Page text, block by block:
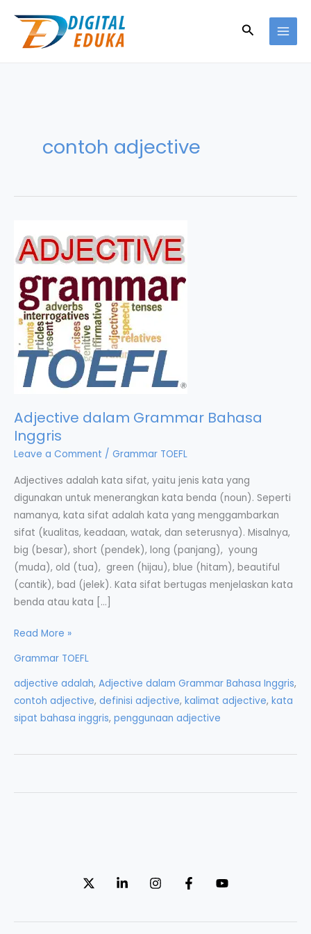
content
Search
contoh adjective
Adjective dalam Grammar Bahasa
Inggris
Leave a Comment / Grammar TOEFL
Adjectives adalah kata sifat, yaitu jenis kata yang
digunakan untuk menerangkan kata benda (noun). Seperti
namanya, kata sifat adalah kata yang menggambarkan
sifat (kualitas, keadaan, watak, dan seterusnya). Misalnya,
big (besar), short (pendek), long (panjang), young
(muda), old (tua), green (hijau), blue (hitam), beautiful
(cantik), bad (jelek). Kata sifat bertugas menjelaskan kata
benda atau kata […]
Adjective
Bahasa
Inggris
Read More »
Grammar TOEFL
adjective adalah, Adjective dalam Grammar Bahasa Inggris,
contoh adjective, definisi adjective, kalimat adjective, kata
sipat bahasa inggris, penggunaan adjective